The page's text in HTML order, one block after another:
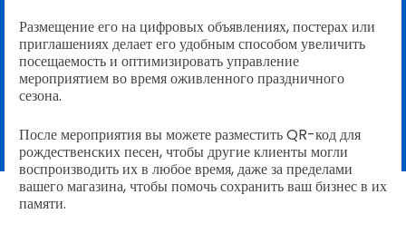
Размещение его на цифровых объявлениях, постерах или
приглашениях делает его удобным способом увеличить
посещаемость и оптимизировать управление
мероприятием во время оживленного праздничного
сезона.
После мероприятия вы можете разместить QR-код для
рождественских песен, чтобы другие клиенты могли
воспроизводить их в любое время, даже за пределами
вашего магазина, чтобы помочь сохранить ваш бизнес в их
памяти.